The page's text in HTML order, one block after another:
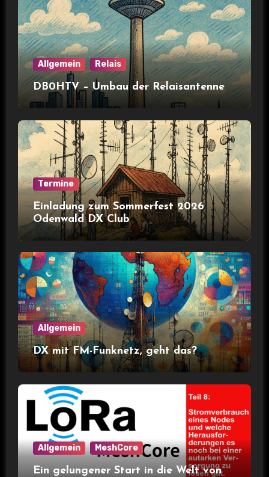
Allgemein Relais
DB0HTV – Umbau der Relaisantenne
Termine
Einladung zum Sommerfest 2026
Odenwald DX Club
Allgemein
DX mit FM-Funknetz, geht das?
Allgemein MeshCore
Ein gelungener Start in die Welt von